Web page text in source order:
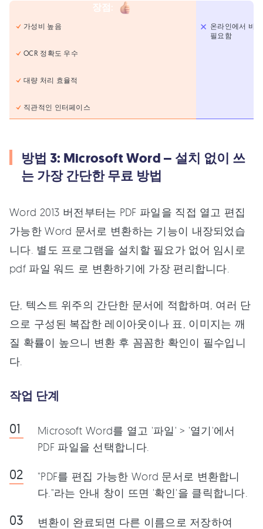
장점:
가성비 높음
OCR 정확도 우수
대량 처리 효율적
직관적인 인터페이스
온라인에서 바
필요함
방법 3: Microsoft Word – 설치 없이 쓰
는 가장 간단한 무료 방법
Word 2013 버전부터는 PDF 파일을 직접 열고 편집
가능한 Word 문서로 변환하는 기능이 내장되었습
니다. 별도 프로그램을 설치할 필요가 없어 임시로
pdf 파일 워드 로 변환하기에 가장 편리합니다.
단, 텍스트 위주의 간단한 문서에 적합하며, 여러 단
으로 구성된 복잡한 레이아웃이나 표, 이미지는 깨
질 확률이 높으니 변환 후 꼼꼼한 확인이 필수입니
다.
작업 단계
Microsoft Word를 열고 '파일' > '열기'에서
PDF 파일을 선택합니다.
"PDF를 편집 가능한 Word 문서로 변환합니
다."라는 안내 창이 뜨면 '확인'을 클릭합니다.
변환이 완료되면 다른 이름으로 저장하여